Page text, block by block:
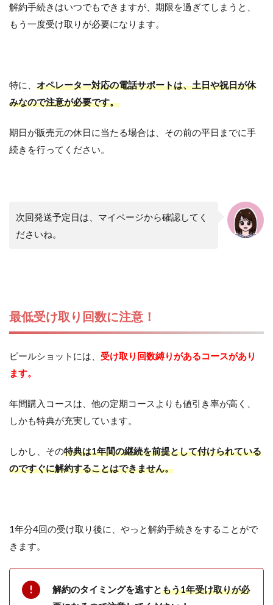
解約手続きはいつでもできますが、期限を過ぎてしまうと、
もう一度受け取りが必要になります。
特に、 オペレーター対応の電話サポートは、土日や祝日が休
みなので注意が必要です。
期日が販売元の休日に当たる場合は、その前の平日までに手
続きを行ってください。
次回発送予定日は、マイページから確認してく
ださいね。
最低受け取り回数に注意！
ピールショットには、 受け取り回数縛りがあるコースがあり
ます。
年間購入コースは、他の定期コースよりも値引き率が高く、
しかも特典が充実しています。
しかし、その特典は1年間の継続を前提として付けられている
のですぐに解約することはできません。
1年分4回の受け取り後に、やっと解約手続きをすることがで
きます。
解約のタイミングを逃すともう1年受け取りが必